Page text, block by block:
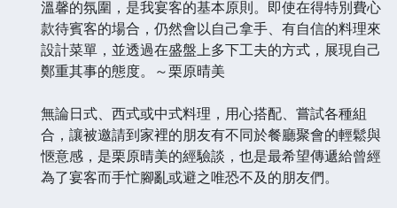
溫馨的氛圍，是我宴客的基本原則。即使在得特別費心
款待賓客的場合，仍然會以自己拿手、有自信的料理來
設計菜單，並透過在盛盤上多下工夫的方式，展現自己
鄭重其事的態度。～栗原晴美
無論日式、西式或中式料理，用心搭配、嘗試各種組
合，讓被邀請到家裡的朋友有不同於餐廳聚會的輕鬆與
愜意感，是栗原晴美的經驗談，也是最希望傳遞給曾經
為了宴客而手忙腳亂或避之唯恐不及的朋友們。